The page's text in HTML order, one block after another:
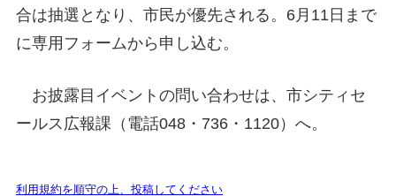
合は抽選となり、市民が優先される。6月11日まで
に専用フォームから申し込む。
お披露目イベントの問い合わせは、市シティセ
ールス広報課（電話048・736・1120）へ。